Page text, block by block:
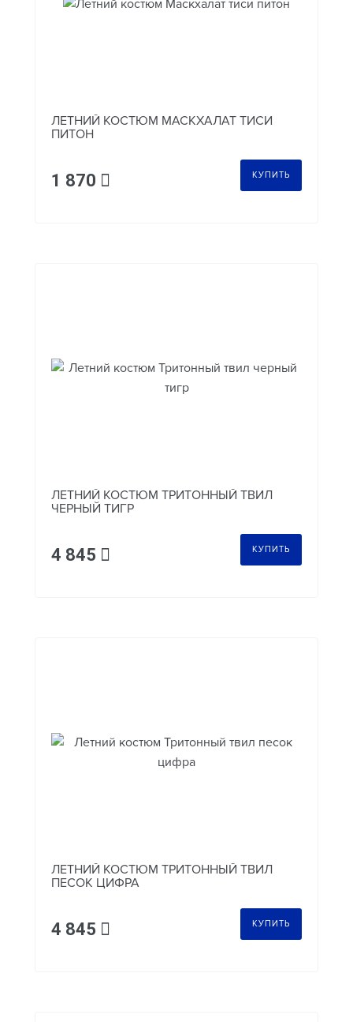
ЛЕТНИЙ КОСТЮМ МАСКХАЛАТ ТИСИ
ПИТОН
1 870 КУПИТЬ
ЛЕТНИЙ КОСТЮМ ТРИТОННЫЙ ТВИЛ
ЧЕРНЫЙ ТИГР
4 845 КУПИТЬ
ЛЕТНИЙ КОСТЮМ ТРИТОННЫЙ ТВИЛ
ПЕСОК ЦИФРА
4 845 КУПИТЬ